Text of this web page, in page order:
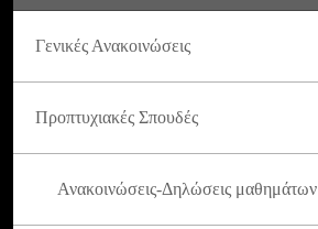
Γενικές Ανακοινώσεις
Προπτυχιακές Σπουδές
Ανακοινώσεις-Δηλώσεις μαθημάτων